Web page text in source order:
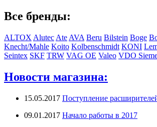
Все бренды:
ALTOX Alutec Ate AVA Beru Bilstein Boge
Knecht/Mahle Koito Kolbenschmidt KONI
Seintex SKF TRW VAG OE Valeo VDO
Новости магазина:
15.05.2017 Поступление
09.01.2017 Начало работы в 2017